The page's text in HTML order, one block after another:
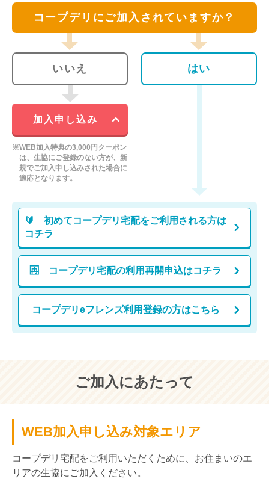
コープデリにご加入されていますか？
いいえ はい
加入申し込み
※WEB加入特典の3,000円クーポン
は、生協にご登録のない方が、新
規でご加入申し込みされた場合に
適応となります。
🔰 初めてコープデリ宅配をご利用される方は
コチラ
🈞 コープデリ宅配の利用再開申込はコチラ
コープデリeフレンズ利用登録の方はこちら
ご加入にあたって
WEB加入申し込み対象エリア
コープデリ宅配をご利用いただくために、お住まいのエ
リアの生協にご加入ください。